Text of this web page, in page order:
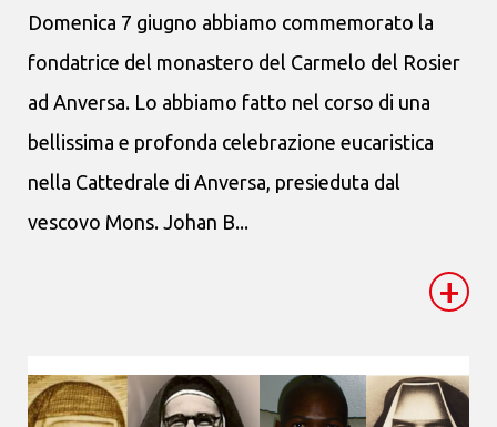
Domenica 7 giugno abbiamo commemorato la
fondatrice del monastero del Carmelo del Rosier
ad Anversa. Lo abbiamo fatto nel corso di una
bellissima e profonda celebrazione eucaristica
nella Cattedrale di Anversa, presieduta dal
vescovo Mons. Johan B...
+